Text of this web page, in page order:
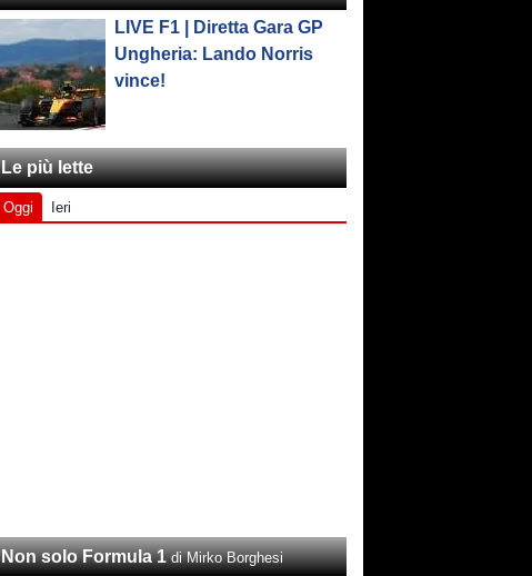
LIVE F1 | Diretta Gara GP
Ungheria: Lando Norris
vince!
Le più lette
Oggi Ieri
Non solo Formula 1 di Mirko Borghesi